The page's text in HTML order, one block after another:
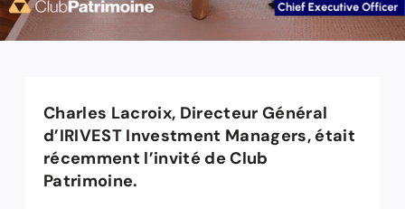
Charles Lacroix, Directeur Général
d’IRIVEST Investment Managers, était
récemment l’invité de Club
Patrimoine.